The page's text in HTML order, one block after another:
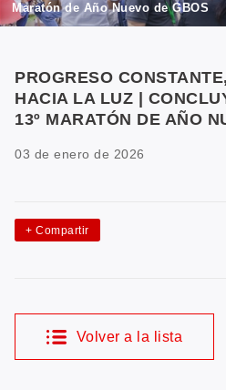
Maratón de Año Nuevo de GBOS
PROGRESO
HACIA LA LUZ |
13º MARATÓN DE AÑO
03 de enero de 2026
+ Compartir
Volver a la lista